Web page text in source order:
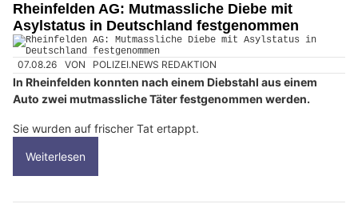
Rheinfelden AG: Mutmassliche Diebe mit
Asylstatus in Deutschland festgenommen
07.08.26 VON POLIZEI.NEWS REDAKTION
In Rheinfelden konnten nach einem Diebstahl aus einem
Auto zwei mutmassliche Täter festgenommen werden.
Sie wurden auf frischer Tat ertappt.
Weiterlesen